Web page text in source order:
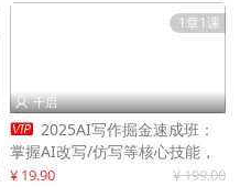
1章1课
 千启
 2025AI写作掘金速成班：
掌握AI改写/仿写等核心技能，
实现单篇文案变现500+
¥ 19.90 ¥ 199.00